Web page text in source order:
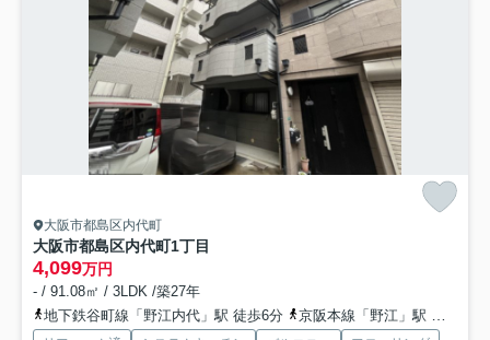
大阪市都島区内代町
大阪市都島区内代町1丁目
4,099万円
- / 91.08㎡ / 3LDK /築27年
地下鉄谷町線「野江内代」駅 徒歩6分
京阪本線「野江」駅 徒歩14分